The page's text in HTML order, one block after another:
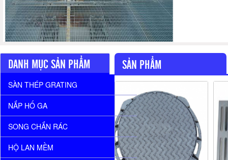
SẢN PHẨM
DANH MỤC SẢN PHẨM
SÀN THÉP GRATING
NẮP HỐ GA
SONG CHẮN RÁC
HỘ LAN MỀM